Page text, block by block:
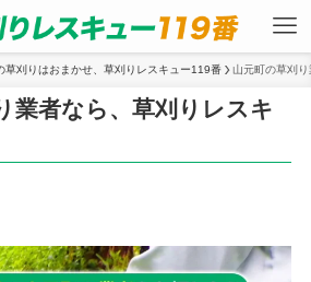
草刈りはおまかせ、草刈りレスキュー119番 山元町の草刈
業者なら、草刈りレスキ